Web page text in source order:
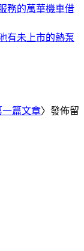
務的萬華機車借
有未上市的熱泵
一篇文章〉發佈留